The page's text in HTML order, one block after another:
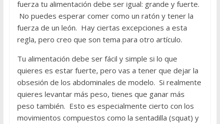
fuerza tu alimentación debe ser igual: grande y fuerte.
No puedes esperar comer como un ratón y tener la
fuerza de un león. Hay ciertas excepciones a esta
regla, pero creo que son tema para otro artículo.
Tu alimentación debe ser fácil y simple si lo que
quieres es estar fuerte, pero vas a tener que dejar la
obsesión de los abdominales de modelo. Si realmente
quieres levantar más peso, tienes que ganar más
peso también. Esto es especialmente cierto con los
movimientos compuestos como la sentadilla (squat) y